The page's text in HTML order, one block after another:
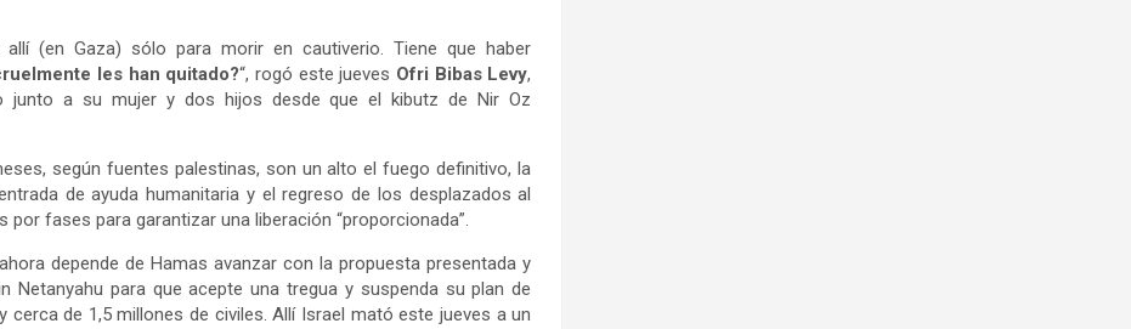
(en Gaza) sólo para morir en cautiverio. Tiene que haber
les han quitado?“, rogó este jueves Ofri Bibas Levy,
junto a su mujer y dos hijos desde que el kibutz de Nir Oz
según fuentes palestinas, son un alto el fuego definitivo, la
de ayuda humanitaria y el regreso de los desplazados al
fases para garantizar una liberación “proporcionada”.
depende de Hamas avanzar con la propuesta presentada y
Netanyahu para que acepte una tregua y suspenda su plan de
cerca de 1,5 millones de civiles. Allí Israel mató este jueves a un